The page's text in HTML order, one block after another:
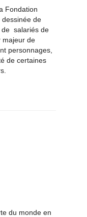
Fondation
de
de salariés de
majeur de
personnages,
de certaines
du monde en